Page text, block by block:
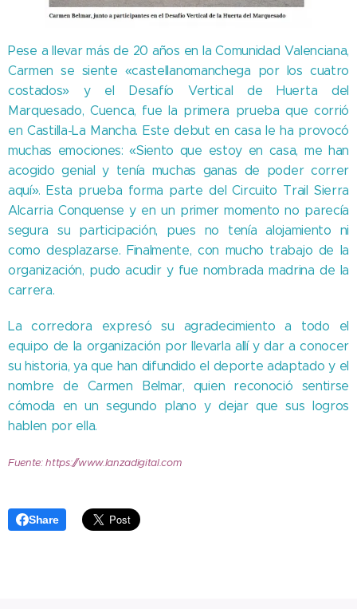
Pese a llevar más de 20 años en la Comunidad Valenciana,
Carmen se siente «castellanomanchega por los cuatro
costados» y el Desafío Vertical de Huerta del
Marquesado, Cuenca, fue la primera prueba que corrió
en Castilla-La Mancha. Este debut en casa le ha provocó
muchas emociones: «Siento que estoy en casa, me han
acogido genial y tenía muchas ganas de poder correr
aquí». Esta prueba forma parte del Circuito Trail Sierra
Alcarria Conquense y en un primer momento no parecía
segura su participación, pues no tenía alojamiento ni
como desplazarse. Finalmente, con mucho trabajo de la
organización, pudo acudir y fue nombrada madrina de la
carrera.
La corredora expresó su agradecimiento a todo el
equipo de la organización por llevarla allí y dar a conocer
su historia, ya que han difundido el deporte adaptado y el
nombre de Carmen Belmar, quien reconoció sentirse
cómoda en un segundo plano y dejar que sus logros
hablen por ella.
Fuente: https://www.lanzadigital.com
Share